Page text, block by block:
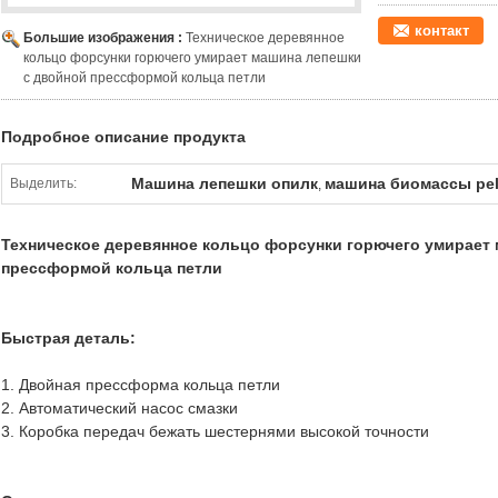
Большие изображения : Техническое деревянное
кольцо форсунки горючего умирает машина лепешки
с двойной прессформой кольца петли
контакт
Подробное описание продукта
Выделить: Машина лепешки опилк, машина биомассы
Техническое деревянное кольцо форсунки горючего
прессформой кольца петли
Быстрая деталь:
1. Двойная прессформа кольца петли
2. Автоматический насос смазки
3. Коробка передач бежать шестернями высокой точности